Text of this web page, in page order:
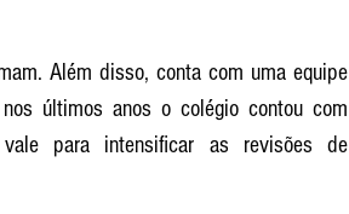
Além disso, conta com uma equipe
últimos anos o colégio contou com
para intensificar as revisões de